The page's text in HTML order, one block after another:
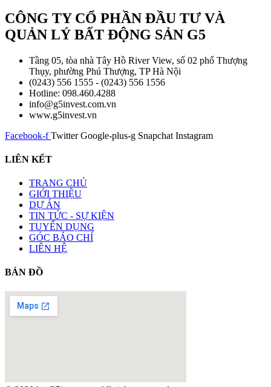
CÔNG TY CỔ PHẦN ĐẦU TƯ VÀ
QUẢN LÝ BẤT ĐỘNG SẢN G5
Tầng 05, tòa nhà Tây Hồ River View, số 02 phố Thượng
Thụy, phường Phú Thượng, TP Hà Nội
(0243) 556 1555 - (0243) 556 1556
Hotline: 098.460.4288
info@g5invest.com.vn
www.g5invest.vn
Facebook-f Twitter Google-plus-g Snapchat Instagram
LIÊN KẾT
TRANG CHỦ
GIỚI THIỆU
DỰ ÁN
TIN TỨC - SỰ KIỆN
TUYỂN DỤNG
GÓC BÁO CHÍ
LIÊN HỆ
BẢN ĐỒ